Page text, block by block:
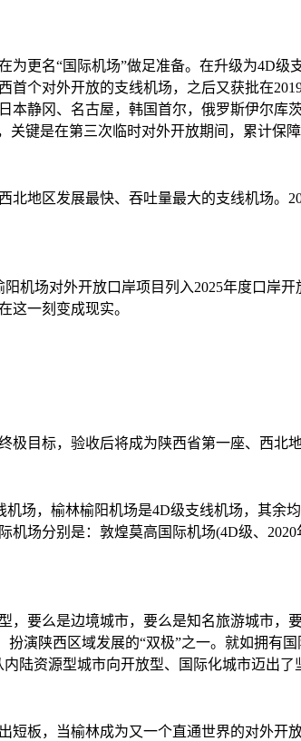
名“国际机场”做足准备。在升级为4D级
个对外开放的支线机场，之后又获批在
本静冈、名古屋，韩国首尔，俄罗斯伊尔
键是在第三次临时对外开放期间，累计保
区发展最快、吞吐量最大的支线机场。
场对外开放口岸项目列入2025年度口岸
这一刻变成现实。
目标，验收后将成为陕西省第一座、西北地
，榆林榆阳机场是4D级支线机场，其余
场分别是：敦煌莫高国际机场(4D级、
么是边境城市，要么是知名旅游城市，
演陕西区域发展的“双极”之一。就如拥有
陆资源型城市向开放型、国际化城市迈出
，当榆林成为又一个直通世界的对外开